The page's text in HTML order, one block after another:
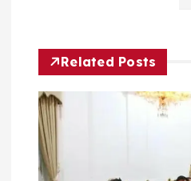
p
o
s
Related Posts